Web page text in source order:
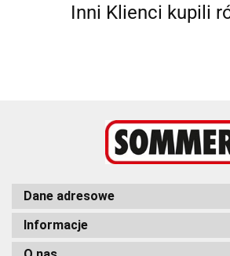
Inni Klienci kupili
Dane adresowe
Informacje